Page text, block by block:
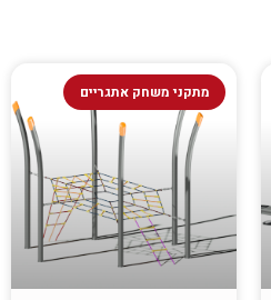
מתקני משחק אתגריים